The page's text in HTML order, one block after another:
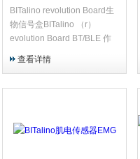
Board生物信号盒
BITalino revolution Board生
物信号盒BITalino （r）
evolution Board BT/BLE 作
生物信号采集所需的所有电子
查看详情